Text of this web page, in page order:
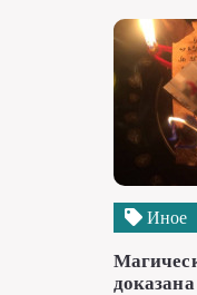
Иное
доказана